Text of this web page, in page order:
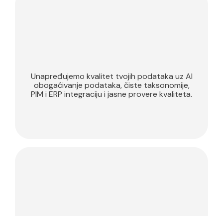
Unapređujemo kvalitet tvojih podataka uz AI
obogaćivanje podataka, čiste taksonomije,
PIM i ERP integraciju i jasne provere kvaliteta.